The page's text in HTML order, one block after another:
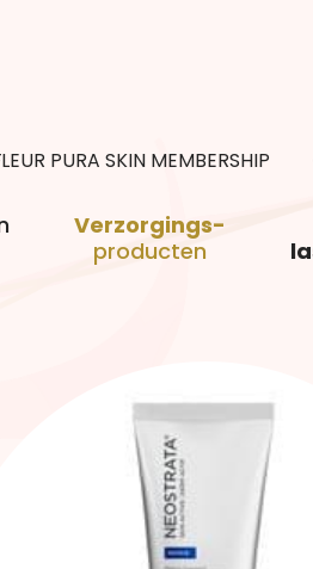
PURA SKIN MEMBERSHIP
Verzorgings-
producten